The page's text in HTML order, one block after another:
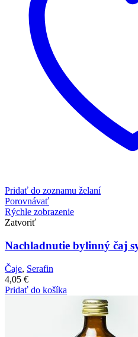
Pridať do zoznamu želaní
Porovnávať
Rýchle zobrazenie
Zatvoriť
Nachladnutie bylinný čaj
Čaje, Serafin
4,05 €
Pridať do košíka